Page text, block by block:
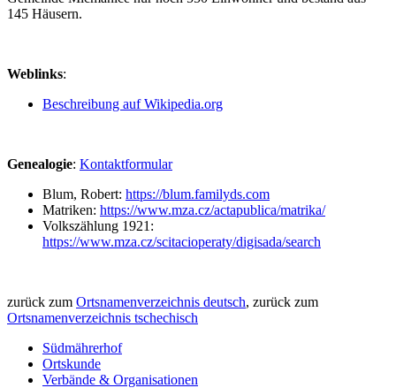
145 Häusern.
Weblinks:
Beschreibung auf Wikipedia.org
Genealogie: Kontaktformular
Blum, Robert: https://blum.familyds.com
Matriken: https://www.mza.cz/actapublica/matrika/
Volkszählung 1921:
https://www.mza.cz/scitacioperaty/digisada/search
zurück zum Ortsnamenverzeichnis deutsch, zurück zum
Ortsnamenverzeichnis tschechisch
Südmährerhof
Ortskunde
Verbände & Organisationen